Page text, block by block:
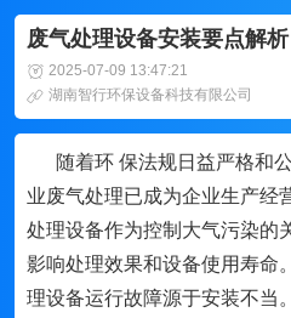
废气处理设备安装要点解析
2025-07-09 13:47:21
湖南智行环保设备科技有限公司
随着环 保法规日益严格和
业废气处理已成为企业生产经
处理设备作为控制大气污染的
影响处理效果和设备使用寿命
理设备运行故障源于安装不当